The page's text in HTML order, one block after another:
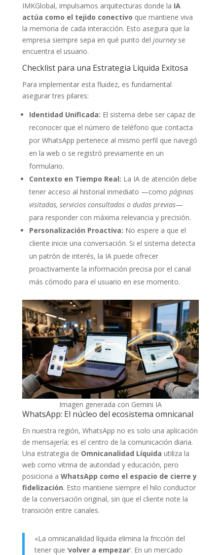
IMKGlobal, impulsamos arquitecturas donde la IA
actúa como el tejido conectivo que mantiene viva
la memoria de cada interacción. Esto asegura que la
empresa siempre sepa en qué punto del journeyse
encuentra el usuario.
Checklist para una Estrategia Líquida Exitosa
Para implementar esta fluidez, es fundamental
asegurar tres pilares:
Identidad Unificada: El sistema debe ser capaz de
reconocer que el número de teléfono que contacta
por WhatsApp pertenece al mismo perfil que navegó
en la web o se registró previamente en un
formulario.
Contexto en Tiempo Real: La IA de atención debe
tener acceso al historial inmediato —como páginas
visitadas, servicios consultados o dudas previas—
para responder con máxima relevancia y precisión.
Personalización Proactiva: No espere a que el
cliente inicie una conversación. Si el sistema detecta
un patrón de interés, la IA puede ofrecer
proactivamente la información precisa por el canal
más cómodo para el usuario en ese momento.
Imagen generada con Gemini IA
WhatsApp: El núcleo del ecosistema omnicanal
En nuestra región, WhatsApp no es solo una aplicación
de mensajería; es el centro de la comunicación diaria.
Una estrategia de Omnicanalidad Líquida utiliza la
web como vitrina de autoridad y educación, pero
posiciona a WhatsApp como el espacio de cierre y
fidelización. Esto mantiene siempre el hilo conductor
de la conversación original, sin que el cliente note la
transición entre canales.
«La omnicanalidad líquida elimina la fricción del
tener que ‘volver a empezar‘. En un mercado